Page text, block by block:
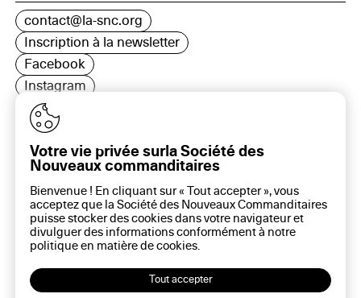
contact@la-snc.org
Inscription à la newsletter
Facebook
Instagram
LinkedIn
16 rue Rambuteau, 75003 Paris
Plan du site
Aide sur ce site
Gestion des cookies
Politique des cookies
Politique de confidentialité
Mentions légales
Votre vie privée surla Société des
Nouveaux commanditaires
Bienvenue ! En cliquant sur « Tout accepter », vous
acceptez que la Société des Nouveaux Commanditaires
puisse stocker des cookies dans votre navigateur et
divulguer des informations conformément à notre
politique en matière decookies.
Tout accepter